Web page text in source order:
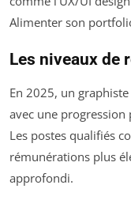
Alimenter son
Les niveaux de
En 2025, un
avec une progression
Les postes qualifiés
rémunérations plus
approfondi.